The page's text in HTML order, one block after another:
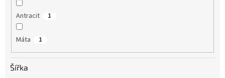
Antracit 1
Máta 1
Šířka